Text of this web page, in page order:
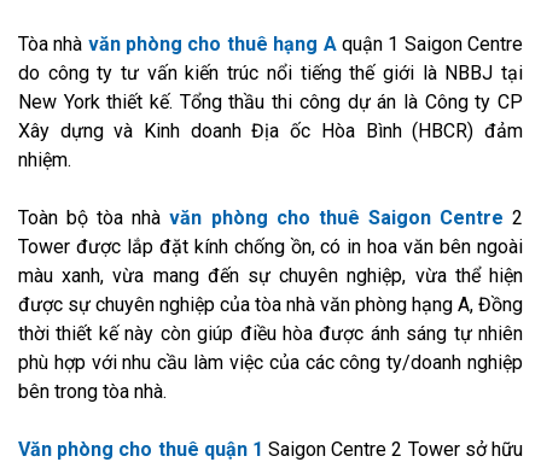
Tòa nhà văn phòng cho thuê hạng Aquận 1 Saigon Centre
do công ty tư vấn kiến trúc nổi tiếng thế giới là NBBJ tại
New York thiết kế. Tổng thầu thi công dự án là Công ty CP
Xây dựng và Kinh doanh Địa ốc Hòa Bình (HBCR) đảm
nhiệm.
Toàn bộ tòa nhàvăn phòng cho thuê Saigon Centre 2
Tower được lắp đặt kính chống ồn, có in hoa văn bên ngoài
màu xanh, vừa mang đến sự chuyên nghiệp, vừa thể hiện
được sự chuyên nghiệp của tòa nhà văn phòng hạng A, Đồng
thời thiết kế này còn giúp điều hòa được ánh sáng tự nhiên
phù hợp với nhu cầu làm việc của các công ty/doanh nghiệp
bên trong tòa nhà.
Văn phòng cho thuê quận 1 Saigon Centre 2 Tower sở hữu